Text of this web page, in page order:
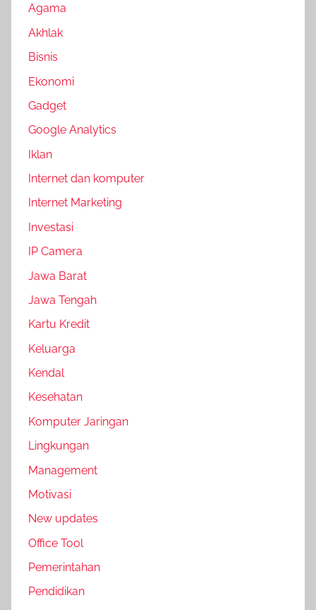
Agama
Akhlak
Bisnis
Ekonomi
Gadget
Google Analytics
Iklan
Internet dan komputer
Internet Marketing
Investasi
IP Camera
Jawa Barat
Jawa Tengah
Kartu Kredit
Keluarga
Kendal
Kesehatan
Komputer Jaringan
Lingkungan
Management
Motivasi
New updates
Office Tool
Pemerintahan
Pendidikan